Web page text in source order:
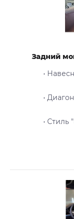
Задний
•
•
• Стиль